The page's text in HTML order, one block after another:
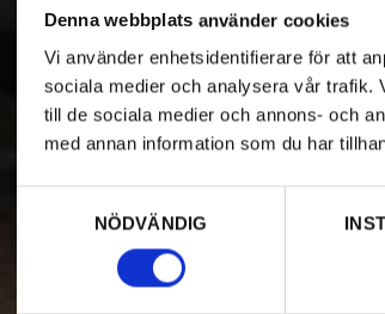
Denna webbplats använder cookies
Vi använder enhetsidentifierare för att
sociala medier och analysera vår trafik.
till de sociala medier och annons- och
med annan information som du har
NÖDVÄNDIG